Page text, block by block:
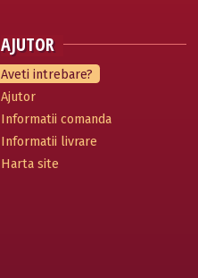
AJUTOR
Aveti intrebare?
Ajutor
Informatii comanda
Informatii livrare
Harta site